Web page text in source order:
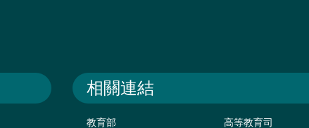
相關連結
教育部 高等教育司